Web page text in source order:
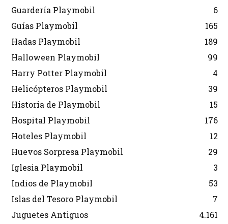
Guardería Playmobil
6
Guías Playmobil
165
Hadas Playmobil
189
Halloween Playmobil
99
Harry Potter Playmobil
4
Helicópteros Playmobil
39
Historia de Playmobil
15
Hospital Playmobil
176
Hoteles Playmobil
12
Huevos Sorpresa Playmobil
29
Iglesia Playmobil
3
Indios de Playmobil
53
Islas del Tesoro Playmobil
7
Juguetes Antiguos
4.161